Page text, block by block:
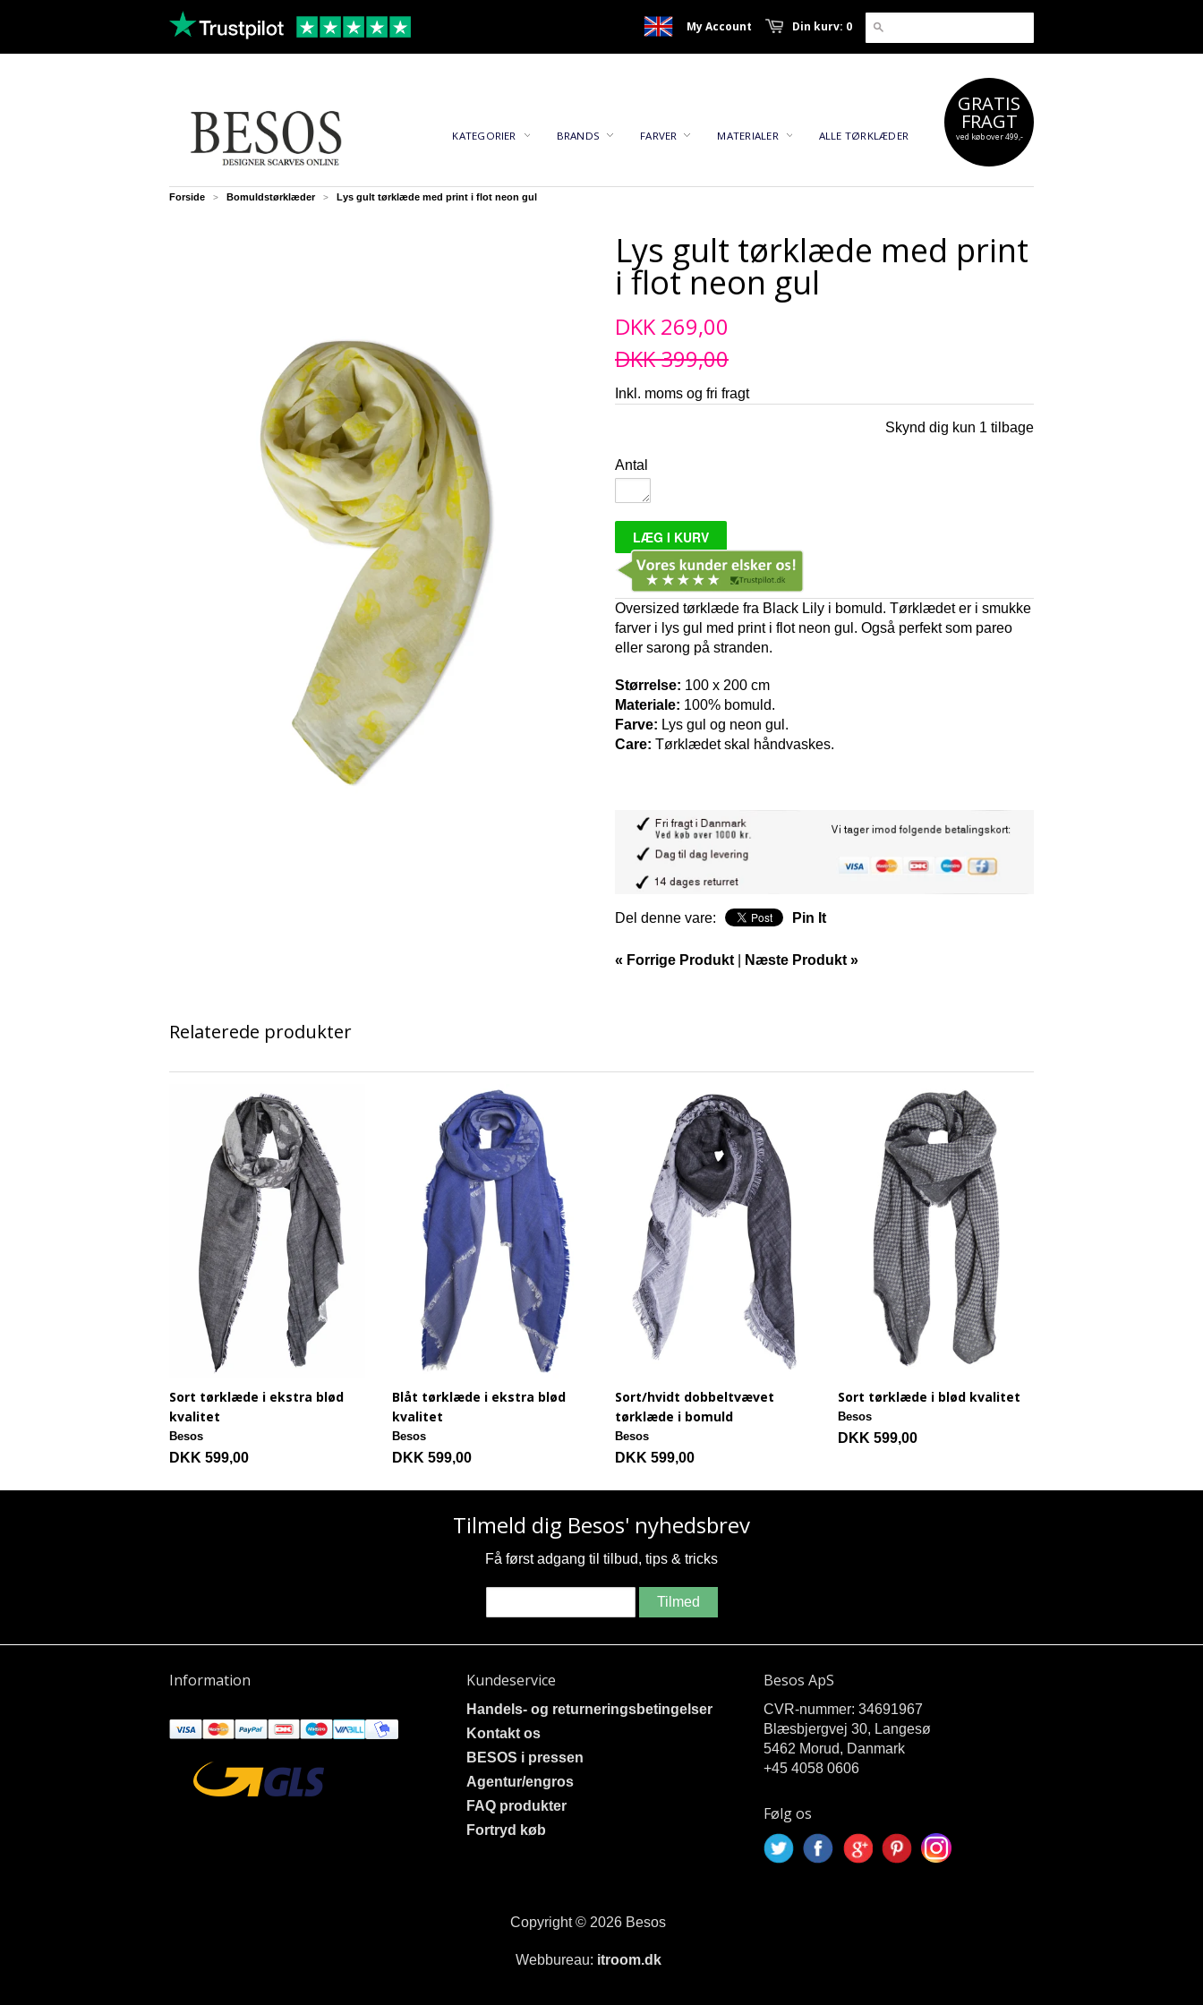
Din kurv: 0
My Account
KATEGORIER BRANDS FARVER MATERIALER ALLE TØRKLÆDER
GRATIS
FRAGT
ved køb over 499,-
Forside > Bomuldstørklæder > Lys gult tørklæde med print i flot neon gul
Lys gult tørklæde med print
i flot neon gul
DKK 269,00
DKK 399,00
Inkl. moms og fri fragt
Skynd dig kun 1 tilbage
Antal
Oversized tørklæde fra Black Lily i bomuld. Tørklædet er i smukke
farver i lys gul med print i flot neon gul. Også perfekt som pareo
eller sarong på stranden.
Størrelse: 100 x 200 cm
Materiale: 100% bomuld.
Farve: Lys gul og neon gul.
Care: Tørklædet skal håndvaskes.
Del denne vare: Pin It
« Forrige Produkt| Næste Produkt »
Relaterede produkter
Sort tørklæde i ekstra blød
kvalitet
Besos
DKK 599,00
Blåt tørklæde i ekstra blød
kvalitet
Besos
DKK 599,00
Sort/hvidt dobbeltvævet
tørklæde i bomuld
Besos
DKK 599,00
Sort tørklæde i blød kvalitet
Besos
DKK 599,00
Tilmeld dig Besos' nyhedsbrev
Få først adgang til tilbud, tips & tricks
Tilmed
Information Kundeservice
Handels- og returneringsbetingelser
Kontakt os
BESOS i pressen
Agentur/engros
FAQ produkter
Fortryd køb
Besos ApS
CVR-nummer: 34691967
Blæsbjergvej 30, Langesø
5462 Morud, Danmark
+45 4058 0606
Følg os
Copyright © 2026 Besos
Webbureau: itroom.dk